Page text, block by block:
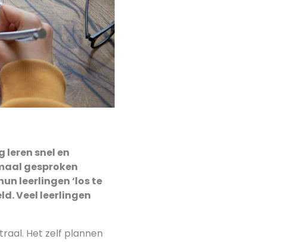
leren snel en
gesproken
leerlingen ‘los te
Veel leerlingen
Het zelf plannen